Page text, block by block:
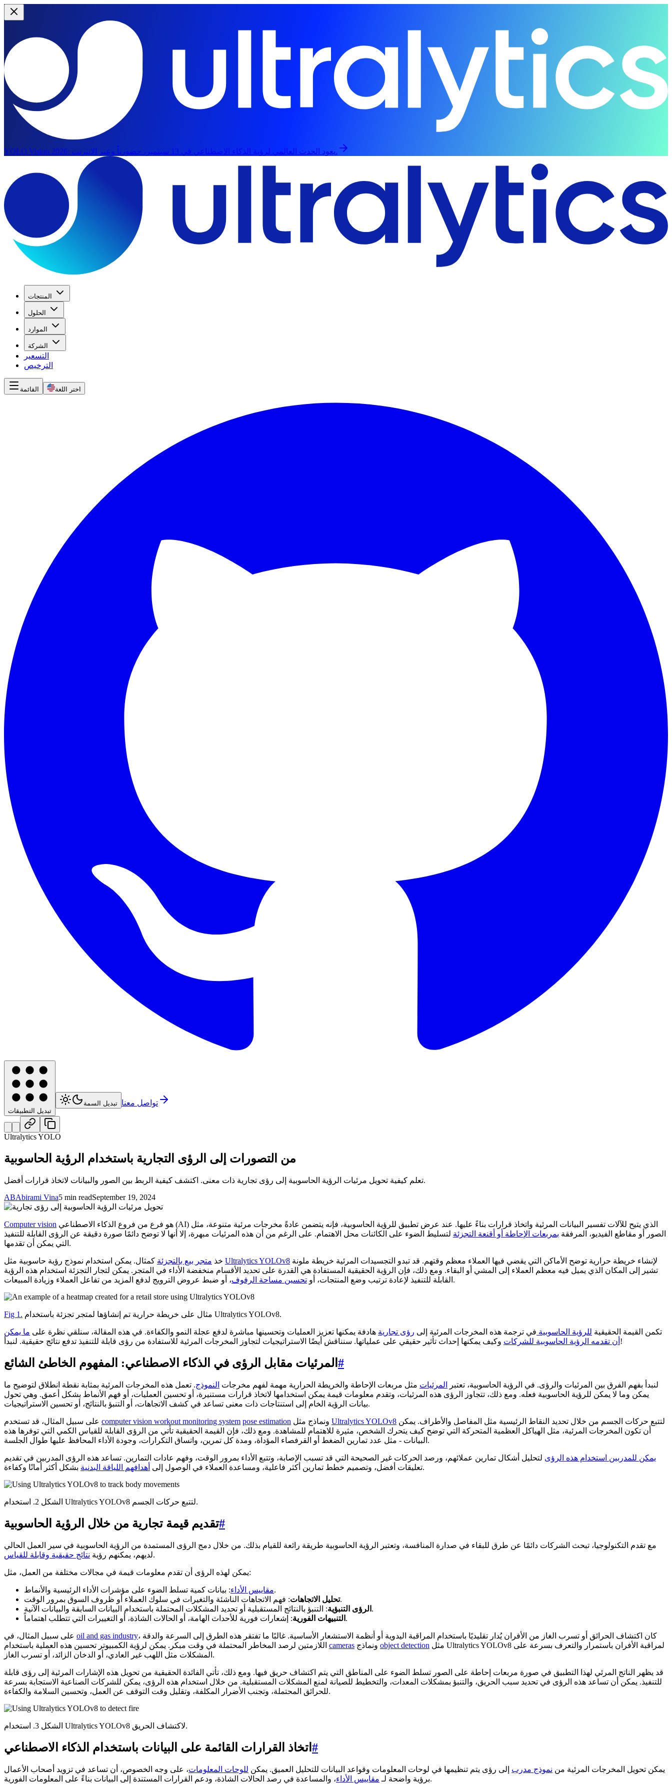
YOLO Vision 2026: يعود الحدث العالمي لرؤية الذكاء الاصطناعي في 13 سبتمبر، حضورياً وعبر الإنترنت.
المنتجات
الحلول
الموارد
الشركة
التسعير
الترخيص
القائمة اختر اللغة
تبديل التطبيقات
تبديل السمة تواصل معنا
Ultralytics YOLO
من التصورات إلى الرؤى التجارية باستخدام الرؤية الحاسوبية
تعلم كيفية تحويل مرئيات الرؤية الحاسوبية إلى رؤى تجارية ذات معنى. اكتشف كيفية الربط بين الصور والبيانات لاتخاذ قرارات أفضل.
ABAbirami Vina5 min readSeptember 19, 2024
Computer vision
الصور أو مقاطع الفيديو، المرفقة بمربعات الإحاطة أو أقنعة التجزئة لتسليط الضوء على الكائنات محل الاهتمام. على الرغم من أن هذه المرئيات مبهرة، إلا أنها لا توضح دائمًا صورة دقيقة عن الرؤى القابلة للتنفيذ
التي يمكن أن تقدمها.
خذ متجر بيع بالتجزئة Ultralytics YOLOv8
تشير إلى المكان الذي يميل فيه معظم العملاء إلى المشي أو البقاء. ومع ذلك، فإن الرؤية الحقيقية المستفادة هي القدرة على تحديد الأقسام منخفضة الأداء في المتجر. يمكن لتجار التجزئة استخدام هذه الرؤية
القابلة للتنفيذ لإعادة ترتيب وضع المنتجات، أو تحسين مساحة الرفوف ، أو ضبط عروض الترويج لدفع المزيد من تفاعل العملاء وزيادة المبيعات.
Fig 1. مثال على خريطة حرارية تم إنشاؤها لمتجر تجزئة باستخدام Ultralytics YOLOv8.
تكمن القيمة الحقيقية للرؤية الحاسوبية في ترجمة هذه المخرجات المرئية إلى رؤى تجارية هادفة يمكنها تعزيز العمليات وتحسينها مباشرة لدفع عجلة النمو والكفاءة. في هذه المقالة، سنلقي نظرة على ما يمكن
أن تقدمه الرؤية الحاسوبية للشركات وكيف يمكنها إحداث تأثير حقيقي على عملياتها. سنناقش أيضًا الاستراتيجيات لتجاوز المخرجات المرئية للاستفادة من رؤى قابلة للتنفيذ تدفع نتائج حقيقية. لنبدأ!
المرئيات مقابل الرؤى في الذكاء الاصطناعي: المفهوم الخاطئ الشائع #
لنبدأ بفهم الفرق بين المرئيات والرؤى. في الرؤية الحاسوبية، تعتبر المرئيات مثل مربعات الإحاطة والخريطة الحرارية مهمة لفهم مخرجات النموذج. تعمل هذه المخرجات المرئية بمثابة نقطة انطلاق لتوضيح ما
يمكن وما لا يمكن للرؤية الحاسوبية فعله. ومع ذلك، تتجاوز الرؤى هذه المرئيات، وتقدم معلومات قيمة يمكن استخدامها لاتخاذ قرارات مستنيرة، أو تحسين العمليات، أو فهم الأنماط بشكل أعمق. وهي تحول
بيانات الرؤية الخام إلى استنتاجات ذات معنى تساعد في كشف الاتجاهات، أو التنبؤ بالنتائج، أو تحسين الاستراتيجيات.
computer vision workout monitoring system pose estimation Ultralytics YOLOv8
أن تكون المخرجات المرئية، مثل الهياكل العظمية المتحركة التي توضح كيف يتحرك الشخص، مثيرة للاهتمام للمشاهدة. ومع ذلك، فإن القيمة الحقيقية تأتي من الرؤى القابلة للقياس الكمي التي توفرها هذه
البيانات - مثل عدد تمارين الضغط أو القرفصاء المؤداة، ومدة كل تمرين، واتساق التكرارات، وجودة الأداء المحافظ عليها طوال الجلسة.
يمكن للمدربين استخدام هذه الرؤى لتحليل أشكال تمارين عملائهم، ورصد الحركات غير الصحيحة التي قد تسبب الإصابة، وتتبع الأداء بمرور الوقت، وفهم عادات التمارين. تساعد هذه الرؤى المدربين في تقديم
تعليقات أفضل، وتصميم خطط تمارين أكثر فاعلية، ومساعدة العملاء في الوصول إلى أهدافهم اللياقة البدنية بشكل أكثر أمانًا وكفاءة.
الشكل 2. استخدام Ultralytics YOLOv8 لتتبع حركات الجسم.
تقديم قيمة تجارية من خلال الرؤية الحاسوبية#
مع تقدم التكنولوجيا، تبحث الشركات دائمًا عن طرق للبقاء في صدارة المنافسة، وتعتبر الرؤية الحاسوبية طريقة رائعة للقيام بذلك. من خلال دمج الرؤى المستمدة من الرؤية الحاسوبية في سير العمل الحالي
لديهم، يمكنهم رؤية نتائج حقيقية وقابلة للقياس .
يمكن لهذه الرؤى أن تقدم معلومات قيمة في مجالات مختلفة من العمل، مثل:
مقاييس الأداء: بيانات كمية تسلط الضوء على مؤشرات الأداء الرئيسية والأنماط.
تحليل الاتجاهات: فهم الاتجاهات الناشئة والتغيرات في سلوك العملاء أو ظروف السوق بمرور الوقت.
الرؤى التنبؤية : التنبؤ بالنتائج المستقبلية أو تحديد المشكلات المحتملة باستخدام البيانات السابقة والبيانات الآنية.
التنبيهات الفورية : إشعارات فورية للأحداث الهامة، أو الحالات الشاذة، أو التغييرات التي تتطلب اهتماماً.
oil and gas industry، كان اكتشاف الحرائق أو تسرب الغاز من الأفران يُدار تقليديًا باستخدام المراقبة اليدوية أو أنظمة الاستشعار الأساسية. غالبًا ما تفتقر هذه الطرق إلى السرعة والدقة
cameras object detection
المشكلات مثل اللهب غير العادي، أو الدخان الزائد، أو تسرب الغاز.
قد يظهر الناتج المرئي لهذا التطبيق في صورة مربعات إحاطة على الصور تسلط الضوء على المناطق التي يتم اكتشاف حريق فيها. ومع ذلك، تأتي الفائدة الحقيقية من تحويل هذه الإشارات المرئية إلى رؤى قابلة
للتنفيذ. يمكن أن تساعد هذه الرؤى في تحديد سبب الحريق، والتنبؤ بمشكلات المعدات، والتخطيط للصيانة لمنع المشكلات المستقبلية. من خلال استخدام هذه الرؤى، يمكن للشركات الصناعية الاستجابة بسرعة
للحرائق المحتملة، وتجنب الأضرار المكلفة، وتقليل وقت التوقف عن العمل، وتحسين السلامة والكفاءة.
الشكل 3. استخدام Ultralytics YOLOv8 لاكتشاف الحريق.
اتخاذ القرارات القائمة على البيانات باستخدام الذكاء الاصطناعي #
يمكن تحويل المخرجات المرئية من نموذج مدرب إلى رؤى يتم تنظيمها في لوحات المعلومات وقواعد البيانات للتحليل العميق. يمكن للوحات المعلومات، على وجه الخصوص، أن تساعد في تزويد أصحاب الأعمال
برؤية واضحة لـ مقاييس الأداء ، والمساعدة في رصد الحالات الشاذة، ودعم القرارات المستندة إلى البيانات بناءً على المعلومات الفورية.